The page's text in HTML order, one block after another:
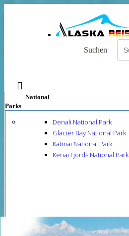
Suchen
National
Parks
Denali National Park
Glacier Bay National Park
Katmai National Park
Kenai Fjords National Park